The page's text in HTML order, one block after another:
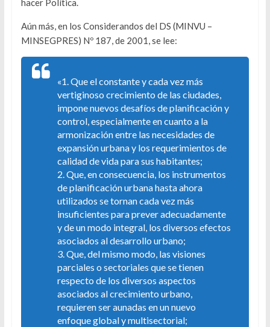
hacer Política.
Aún más, en los Considerandos del DS (MINVU –
MINSEGPRES) Nº 187, de 2001, se lee:
«1. Que el constante y cada vez más
vertiginoso crecimiento de las ciudades,
impone nuevos desafíos de planificación y
control, especialmente en cuanto a la
armonización entre las necesidades de
expansión urbana y los requerimientos de
calidad de vida para sus habitantes;
2. Que, en consecuencia, los instrumentos
de planificación urbana hasta ahora
utilizados se tornan cada vez más
insuficientes para prever adecuadamente
y de un modo integral, los diversos efectos
asociados al desarrollo urbano;
3. Que, del mismo modo, las visiones
parciales o sectoriales que se tienen
respecto de los diversos aspectos
asociados al crecimiento urbano,
requieren ser aunadas en un nuevo
enfoque global y multisectorial;